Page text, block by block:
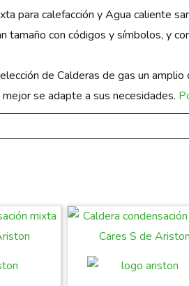
para calefacción y Agua caliente
con códigos y símbolos, y
de Calderas de gas un
se adapte a sus necesidades.